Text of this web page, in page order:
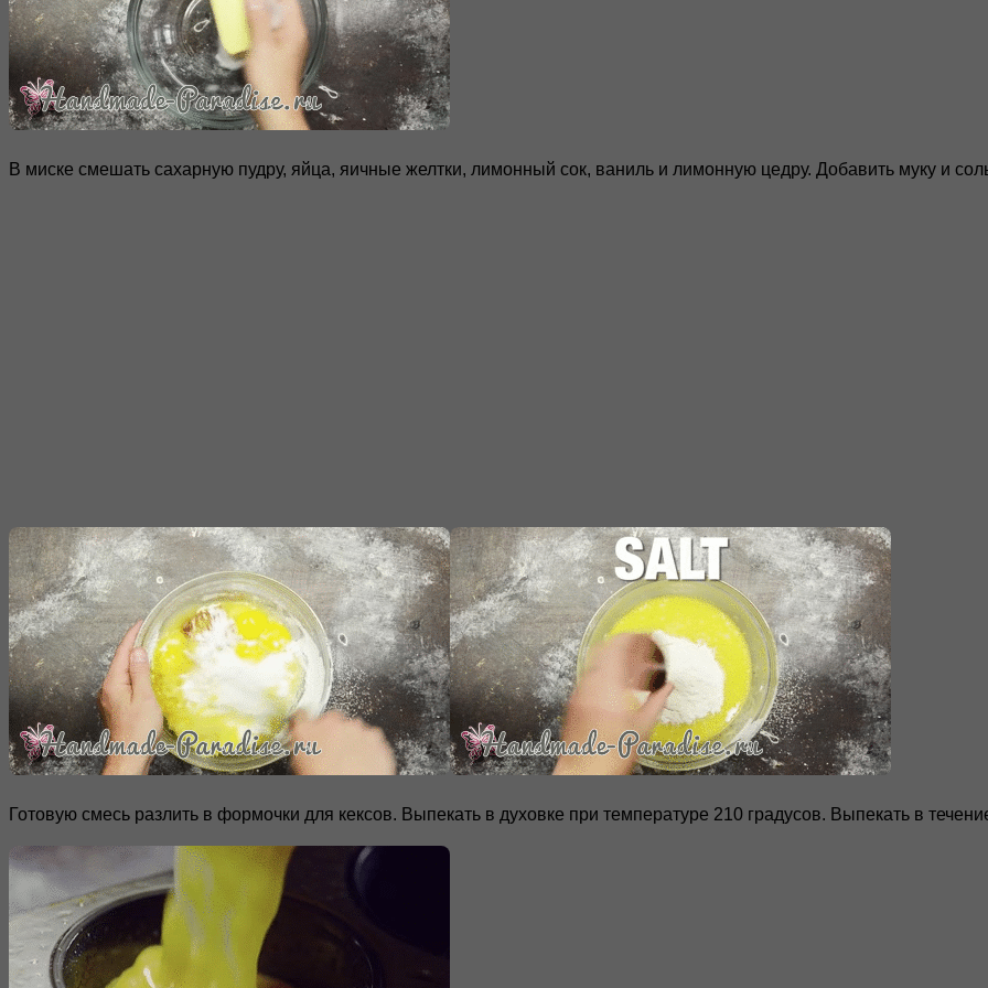
В миске смешать сахарную пудру, яйца, яичные желтки, лимонный сок, ваниль и лимонную цедру. Добавить муку и
Готовую смесь разлить в формочки для кексов. Выпекать в духовке при температуре 210 градусов. Выпекать в